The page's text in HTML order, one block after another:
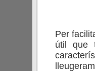
Per
útil que